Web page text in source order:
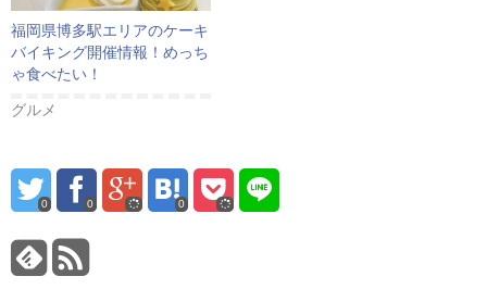
福岡県博多駅エリアのケーキ
バイキング開催情報！めっち
ゃ食べたい！
グルメ
0 0 0